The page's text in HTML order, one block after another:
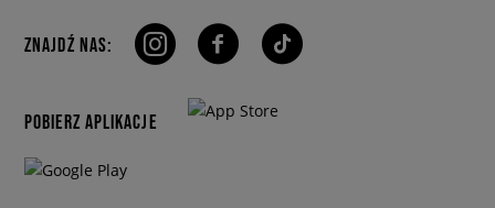
ZNAJDŹ NAS:
POBIERZ APLIKACJE